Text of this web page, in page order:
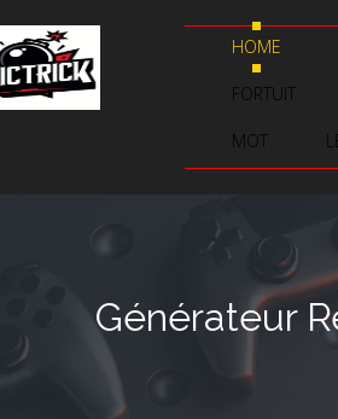
HOME
FORTUIT
MOT
Générateur